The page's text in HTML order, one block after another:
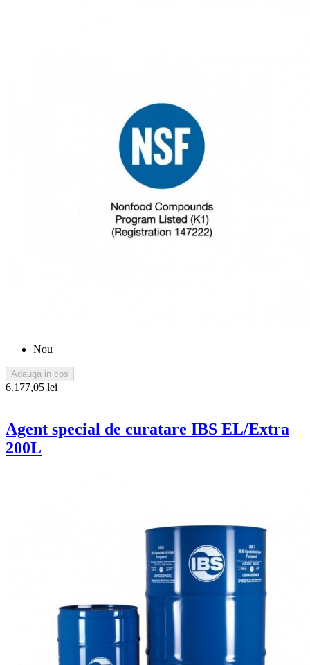
Nou
Adauga in cos
6.177,05 lei
Agent special de curatare IBS EL/Extra
200L